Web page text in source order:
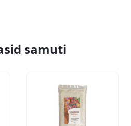
samuti